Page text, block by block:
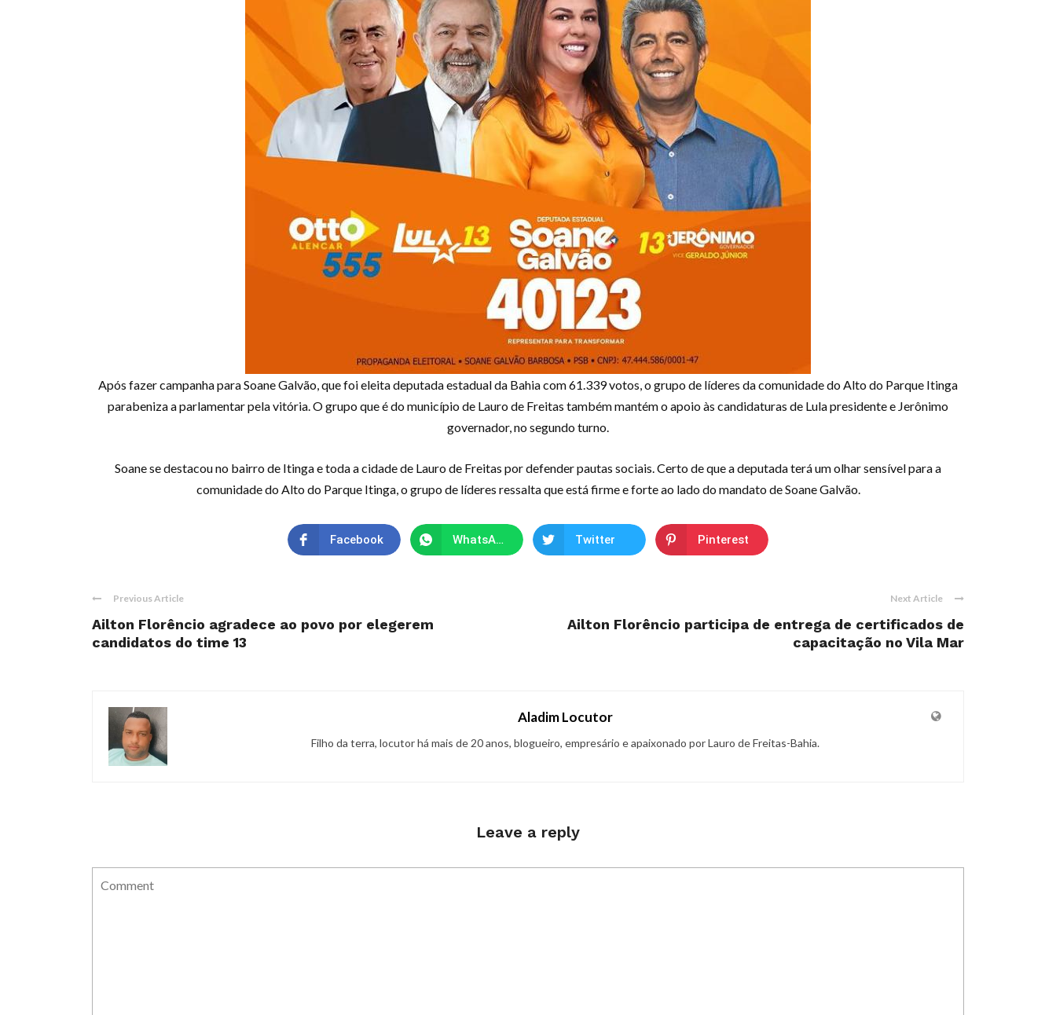
Após fazer campanha para Soane Galvão, que foi eleita deputada estadual da Bahia com 61.339 votos, o grupo de líderes da comunidade do Alto do Parque Itinga
parabeniza a parlamentar pela vitória. O grupo que é do município de Lauro de Freitas também mantém o apoio às candidaturas de Lula presidente e Jerônimo
governador, no segundo turno.
Soane se destacou no bairro de Itinga e toda a cidade de Lauro de Freitas por defender pautas sociais. Certo de que a deputada terá um olhar sensível para a
comunidade do Alto do Parque Itinga, o grupo de líderes ressalta que está firme e forte ao lado do mandato de Soane Galvão.
Facebook WhatsApp Twitter Pinterest
Previous Article
Ailton Florêncio agradece ao povo por elegerem
candidatos do time 13
Next Article
Ailton Florêncio participa de entrega de certificados de
capacitação no Vila Mar
Aladim Locutor
Filho da terra, locutor há mais de 20 anos, blogueiro, empresário e apaixonado por Lauro de Freitas-Bahia.
Leave a reply